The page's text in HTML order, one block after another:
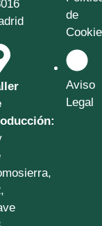
de
Aviso
Legal